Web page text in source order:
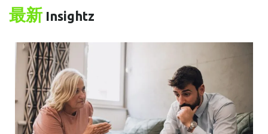
最新 Insightz